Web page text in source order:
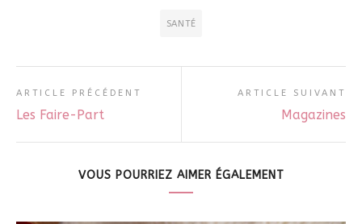
SANTÉ
ARTICLE PRÉCÉDENT
Les Faire-Part
ARTICLE SUIVANT
Magazines
VOUS POURRIEZ AIMER ÉGALEMENT